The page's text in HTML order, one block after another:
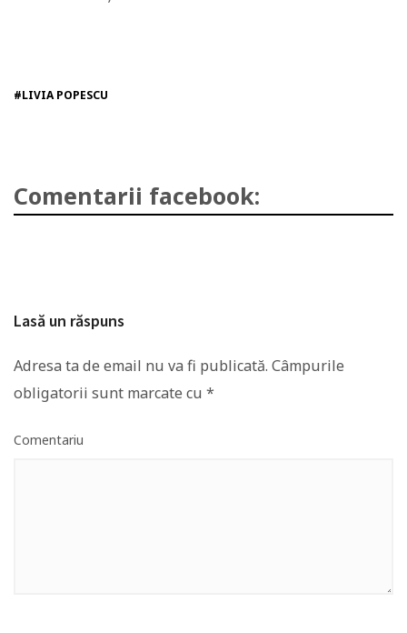
#LIVIA POPESCU
Comentarii facebook:
Lasă un răspuns
Adresa ta de email nu va fi publicată. Câmpurile
obligatorii sunt marcate cu *
Comentariu